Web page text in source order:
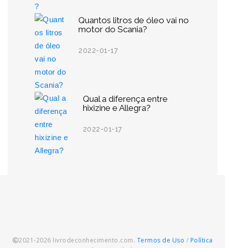
Quantos litros de óleo vai no
motor do Scania?
2022-01-17
Qual a diferença entre
hixizine e Allegra?
2022-01-17
2021-2026 livrodeconhecimento.com. Termos de Uso / Política